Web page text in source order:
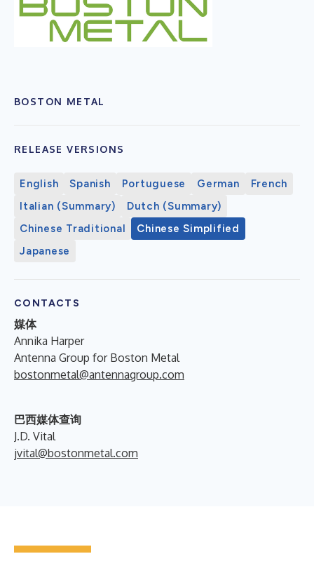
BOSTON METAL
RELEASE VERSIONS
English Spanish Portuguese German
French
Italian (Summary)
Dutch (Summary)
Chinese Traditional
Chinese Simplified
Japanese
CONTACTS
媒体
Annika Harper
Antenna Group for Boston Metal
bostonmetal@antennagroup.com
巴西媒体查询
J.D. Vital
jvital@bostonmetal.com